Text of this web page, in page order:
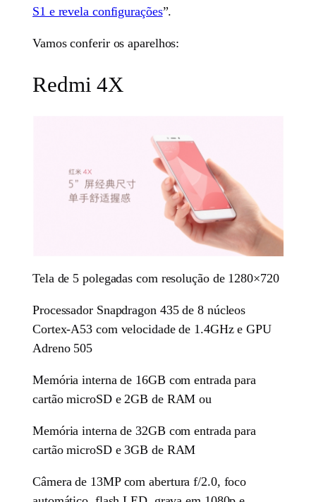
S1 e revela configurações”.
Vamos conferir os aparelhos:
Redmi 4X
Tela de 5 polegadas com resolução de 1280×720
Processador Snapdragon 435 de 8 núcleos
Cortex-A53 com velocidade de 1.4GHz e GPU
Adreno 505
Memória interna de 16GB com entrada para
cartão microSD e 2GB de RAM ou
Memória interna de 32GB com entrada para
cartão microSD e 3GB de RAM
Câmera de 13MP com abertura f/2.0, foco